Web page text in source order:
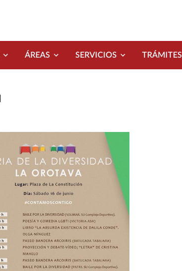
ÁREAS SERVICIOS TRÁMITES